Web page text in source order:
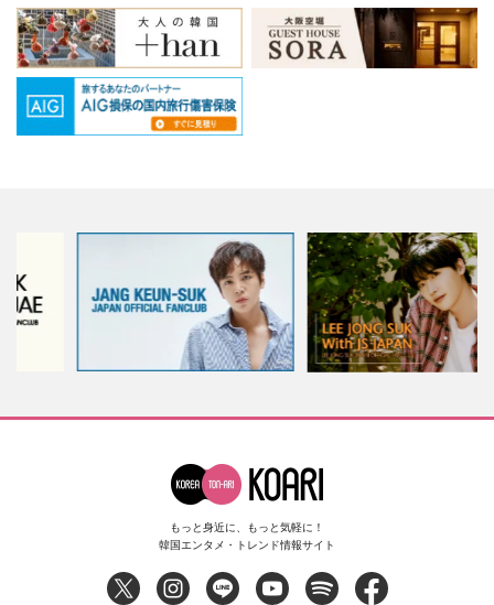
もっと身近に、もっと気軽に！
韓国エンタメ・トレンド情報サイト